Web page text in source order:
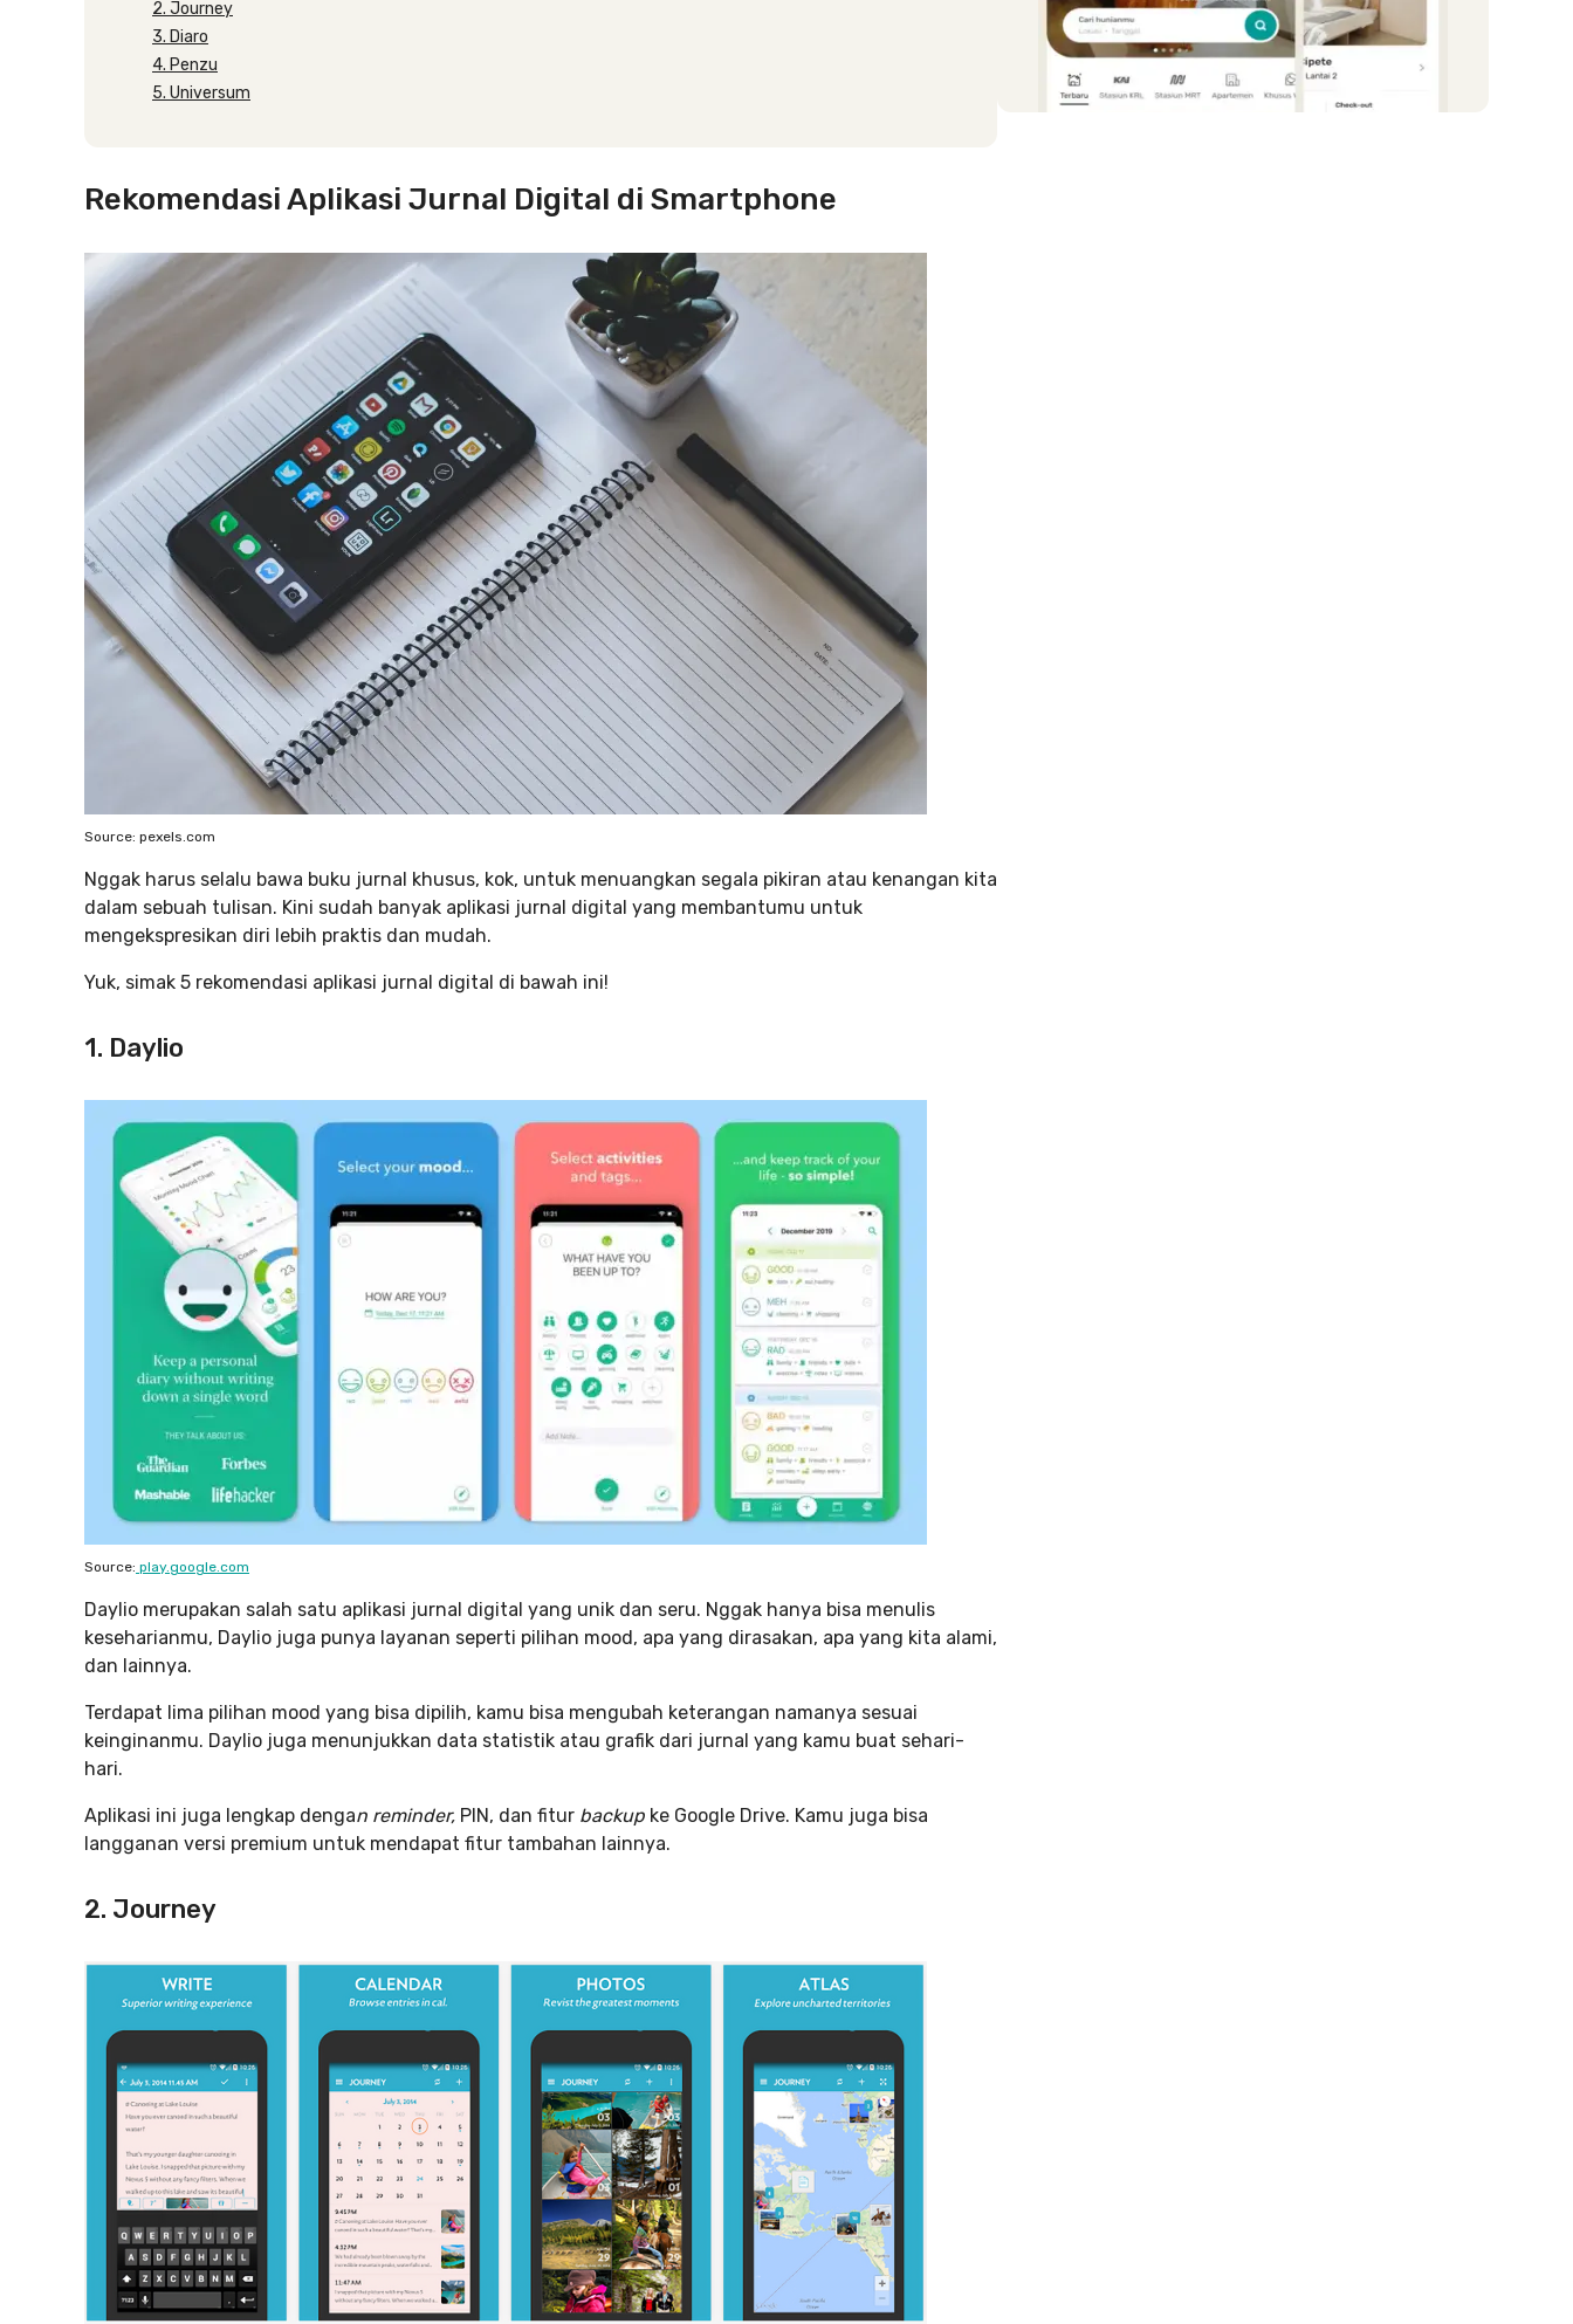
2. Journey
3. Diaro
4. Penzu
5. Universum
Rekomendasi Aplikasi Jurnal Digital di Smartphone
Source: pexels.com
Nggak harus selalu bawa buku jurnal khusus, kok, untuk menuangkan segala pikiran atau kenangan kita
dalam sebuah tulisan. Kini sudah banyak aplikasi jurnal digital yang membantumu untuk
mengekspresikan diri lebih praktis dan mudah.
Yuk, simak 5 rekomendasi aplikasi jurnal digital di bawah ini!
1. Daylio
Source: play.google.com
Daylio merupakan salah satu aplikasi jurnal digital yang unik dan seru. Nggak hanya bisa menulis
keseharianmu, Daylio juga punya layanan seperti pilihan mood, apa yang dirasakan, apa yang kita alami,
dan lainnya.
Terdapat lima pilihan mood yang bisa dipilih, kamu bisa mengubah keterangan namanya sesuai
keinginanmu. Daylio juga menunjukkan data statistik atau grafik dari jurnal yang kamu buat sehari-
hari.
Aplikasi ini juga lengkap dengan reminder, PIN, dan fitur backup ke Google Drive. Kamu juga bisa
langganan versi premium untuk mendapat fitur tambahan lainnya.
2. Journey